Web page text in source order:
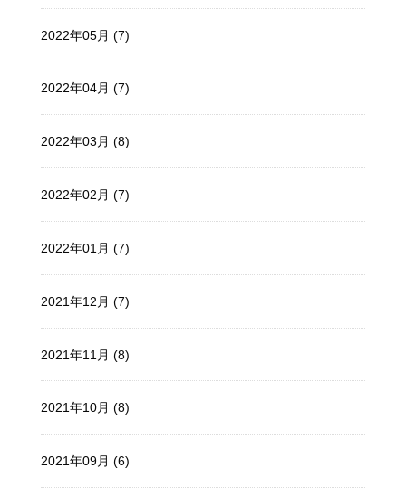
2022年05月 (7)
2022年04月 (7)
2022年03月 (8)
2022年02月 (7)
2022年01月 (7)
2021年12月 (7)
2021年11月 (8)
2021年10月 (8)
2021年09月 (6)